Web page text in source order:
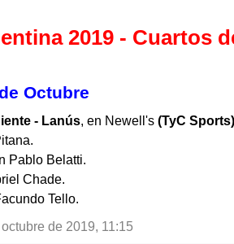
2019 - Cuartos
Octubre
- Lanús, en Newell's (TyC Sports)
Pablo Belatti.
Chade.
Tello.
de 2019, 11:15